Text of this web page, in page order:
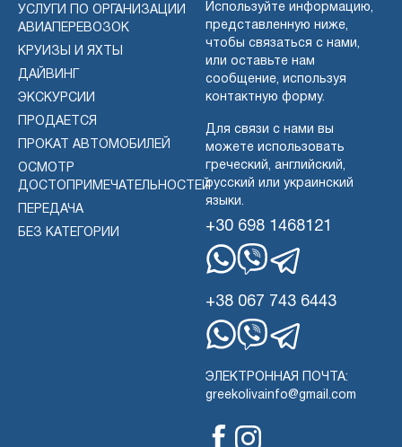
УСЛУГИ ПО ОРГАНИЗАЦИИ
АВИАПЕРЕВОЗОК
КРУИЗЫ И ЯХТЫ
ДАЙВИНГ
ЭКСКУРСИИ
ПРОДАЕТСЯ
ПРОКАТ АВТОМОБИЛЕЙ
ОСМОТР
ДОСТОПРИМЕЧАТЕЛЬНОСТЕЙ
ПЕРЕДАЧА
БЕЗ КАТЕГОРИИ
Используйте информацию,
представленную ниже,
чтобы связаться с нами,
или оставьте нам
сообщение, используя
контактную форму.
Для связи с нами вы
можете использовать
греческий, английский,
русский или украинский
языки.
+30 698 1468121
+38 067 743 6443
ЭЛЕКТРОННАЯ ПОЧТА:
greekolivainfo@gmail.com